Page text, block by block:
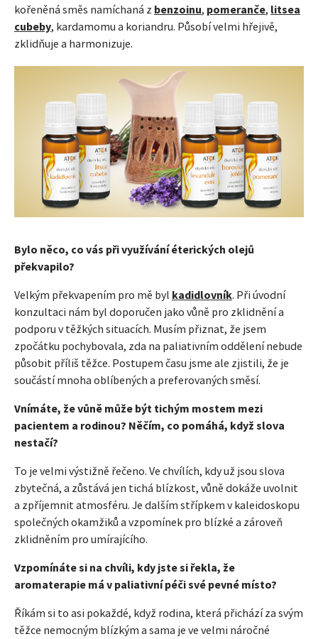
kořeněná směs namíchaná z benzoinu, pomeranče, litsea
cubeby, kardamomu a koriandru. Působí velmi hřejivě,
zklidňuje a harmonizuje.
Bylo něco, co vás při využívání éterických olejů
překvapilo?
Velkým překvapením pro mě byl kadidlovník. Při úvodní
konzultaci nám byl doporučen jako vůně pro zklidnění a
podporu v těžkých situacích. Musím přiznat, že jsem
zpočátku pochybovala, zda na paliativním oddělení nebude
působit příliš těžce. Postupem času jsme ale zjistili, že je
součástí mnoha oblíbených a preferovaných směsí.
Vnímáte, že vůně může být tichým mostem mezi
pacientem a rodinou? Něčím, co pomáhá, když slova
nestačí?
To je velmi výstižně řečeno. Ve chvílích, kdy už jsou slova
zbytečná, a zůstává jen tichá blízkost, vůně dokáže uvolnit
a zpříjemnit atmosféru. Je dalším střípkem v kaleidoskopu
společných okamžiků a vzpomínek pro blízké a zároveň
zklidněním pro umírajícího.
Vzpomínáte si na chvíli, kdy jste si řekla, že
aromaterapie má v paliativní péči své pevné místo?
Říkám si to asi pokaždé, když rodina, která přichází za svým
těžce nemocným blízkým a sama je ve velmi náročné